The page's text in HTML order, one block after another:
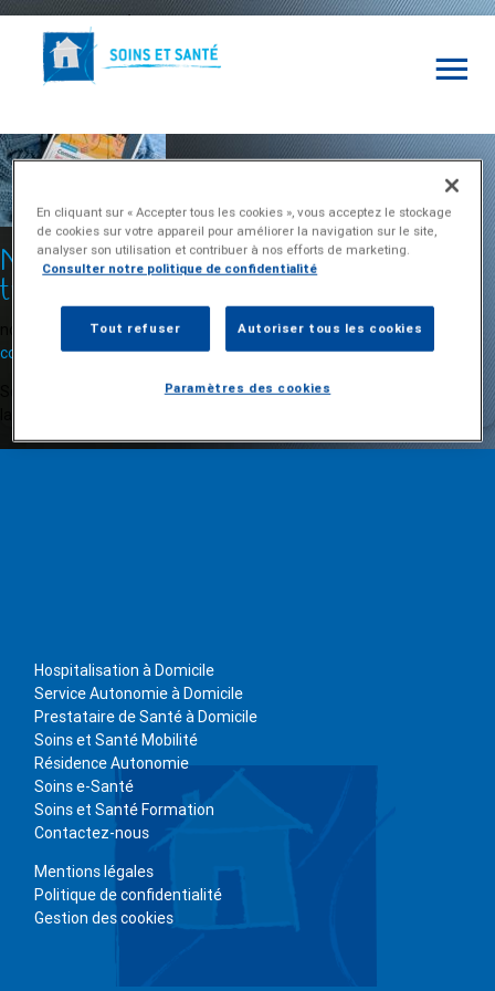
Archives de tags : Dysphagie
Nouveau livret de prévention sur les
troubles de la déglutition
novembre 24, 2025 10:06 am Publié parSandrine BrichonLaissez vos
commentaires
Soins et Santé publie cet automne un livret consacré aux troubles de
Hospitalisation à Domicile
Service Autonomie à Domicile
Prestataire de Santé à Domicile
Soins et Santé Mobilité
Résidence Autonomie
Soins e-Santé
Soins et Santé Formation
Contactez-nous
Mentions légales
Politique de confidentialité
Gestion des cookies
En cliquant sur « Accepter tous les cookies », vous acceptez le stockage
de cookies sur votre appareil pour améliorer la navigation sur le site,
analyser son utilisation et contribuer à nos efforts de marketing.
Consulter notre politique de confidentialité
Tout refuser Autoriser tous les cookies
Paramètres des cookies